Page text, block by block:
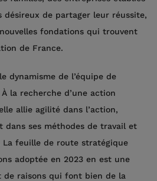
désireux de partager leur réussite,
fondations qui trouvent
de France.
dynamisme de l’équipe de
la recherche d’une action
allie agilité dans l’action,
dans ses méthodes de travail et
La feuille de route stratégique
adoptée en 2023 en est une
raisons qui font bien de la